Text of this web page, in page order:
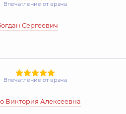
«Добробут». Дерматология и
Впечатление от врача
Сергеевич
Впечатление от врача
Виктория Алексеевна